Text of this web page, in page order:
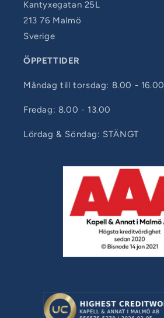
Kantyxegatan 25L
213 76 Malmö
Sverige
ÖPPETTIDER
Måndag till torsdag: 8.00 - 16.00
Fredag: 8.00 - 13.00
Lördag & Söndag: STÄNGT